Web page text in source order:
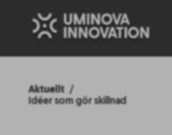
Aktuellt
Idéer som gör skillnad